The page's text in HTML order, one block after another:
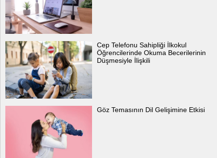
Cep Telefonu Sahipliği İlkokul
Öğrencilerinde Okuma Becerilerinin
Düşmesiyle İlişkili
Göz Temasının Dil Gelişimine Etkisi